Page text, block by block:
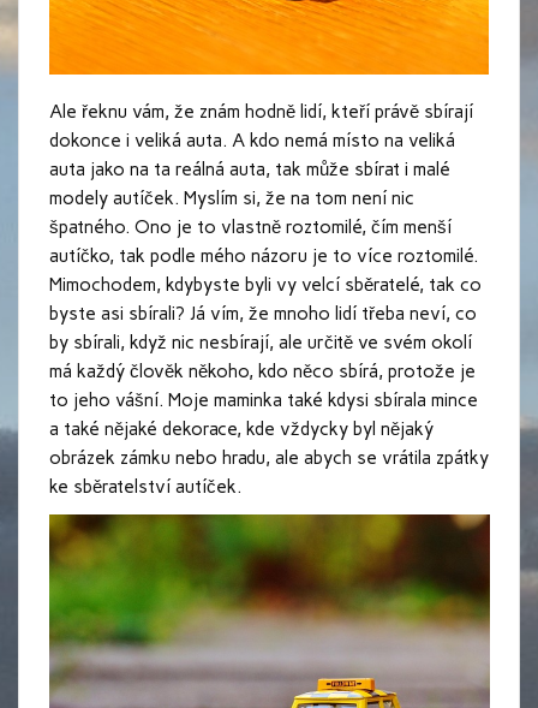
Ale řeknu vám, že znám hodně lidí, kteří právě sbírají
dokonce i veliká auta. A kdo nemá místo na veliká
auta jako na ta reálná auta, tak může sbírat i malé
modely autíček. Myslím si, že na tom není nic
špatného. Ono je to vlastně roztomilé, čím menší
autíčko, tak podle mého názoru je to více roztomilé.
Mimochodem, kdybyste byli vy velcí sběratelé, tak co
byste asi sbírali? Já vím, že mnoho lidí třeba neví, co
by sbírali, když nic nesbírají, ale určitě ve svém okolí
má každý člověk někoho, kdo něco sbírá, protože je
to jeho vášní. Moje maminka také kdysi sbírala mince
a také nějaké dekorace, kde vždycky byl nějaký
obrázek zámku nebo hradu, ale abych se vrátila zpátky
ke sběratelství autíček.